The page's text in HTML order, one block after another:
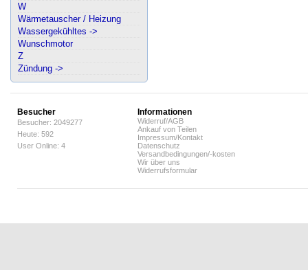
W
Wärmetauscher / Heizung
Wassergekühltes ->
Wunschmotor
Z
Zündung ->
Besucher
Besucher: 2049277
Heute: 592
User Online: 4
Informationen
Widerruf/AGB
Ankauf von Teilen
Impressum/Kontakt
Datenschutz
Versandbedingungen/-kosten
Wir über uns
Widerrufsformular